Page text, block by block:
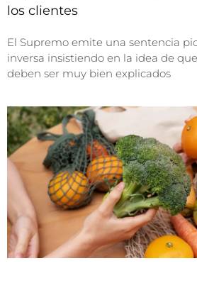
los clientes
El Supremo emite una sentencia
inversa insistiendo en la idea de
deben ser muy bien explicados